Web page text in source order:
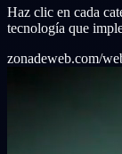
Haz clic en cada
tecnología que
zonadeweb.com/